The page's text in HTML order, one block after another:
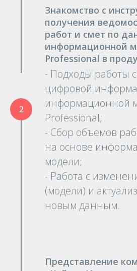
Знакомство с
получения
работ и смет по
информационной
Professional в
- Подходы работы
цифровой
информационной
Professional;
- Сбор объемов
на основе
модели;
- Работа с
(модели) и
новым данным.
Представление